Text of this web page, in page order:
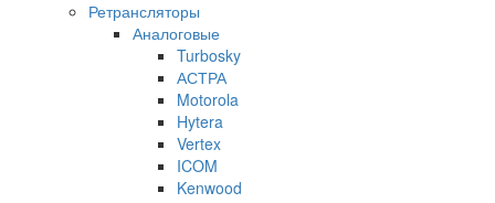
Ретрансляторы
Аналоговые
Turbosky
АСТРА
Motorola
Hytera
Vertex
ICOM
Kenwood